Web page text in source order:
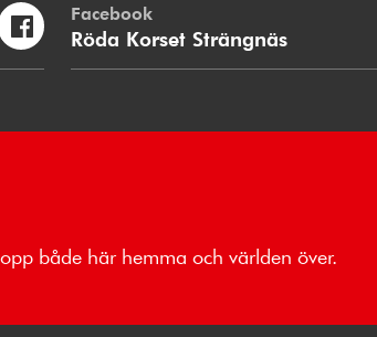
Facebook
Röda Korset Strängnäs
både här hemma och världen över.